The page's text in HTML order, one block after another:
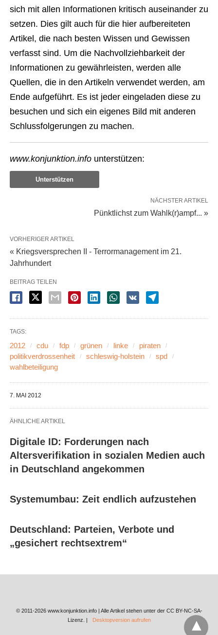
sich mit allen Informationen kritisch auseinander zu
setzen. Dies gilt auch für die hier aufbereiteten
Artikel, die nach besten Wissen und Gewissen
verfasst sind. Um die Nachvollziehbarkeit der
Informationen zu gewährleisten, werden alle
Quellen, die in den Artikeln verwendet werden, am
Ende aufgeführt. Es ist jeder eingeladen diese zu
besuchen und sich ein eigenes Bild mit anderen
Schlussfolgerungen zu machen.
www.konjunktion.info unterstützen:
Unterstützen
NÄCHSTER ARTIKEL
Pünktlichst zum Wahlk(r)ampf... »
VORHERIGER ARTIKEL
« Kriegsversprechen II - Terrormanagement im 21.
Jahrhundert
BEITRAG TEILEN
TAGS:
2012 cdu fdp grünen linke
piraten
politikverdrossenheit
schleswig-holstein
spd
wahlbeteiligung
7. MAI 2012
ÄHNLICHE ARTIKEL
Digitale ID: Forderungen nach
Altersverifikation in sozialen Medien auch
in Deutschland angekommen
Systemumbau: Zeit endlich aufzustehen
Deutschland: Parteien, Verbote und
„gesichert rechtsextrem“
© 2011-2026 www.konjunktion.info | Alle Artikel stehen unter der CC BY-NC-SA-
Lizenz. |
Desktopversion aufrufen